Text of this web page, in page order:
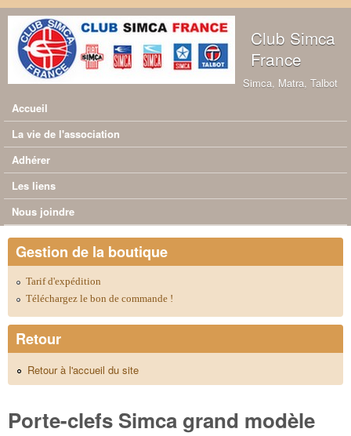
Aller au contenu principal
Club Simca
France
Simca, Matra, Talbot
Menu principal
Accueil
La vie de l'association
Adhérer
Les liens
Nous joindre
Gestion de la boutique
Tarif d'expédition
Téléchargez le bon de commande !
Retour
Retour à l'accueil du site
Porte-clefs Simca grand modèle